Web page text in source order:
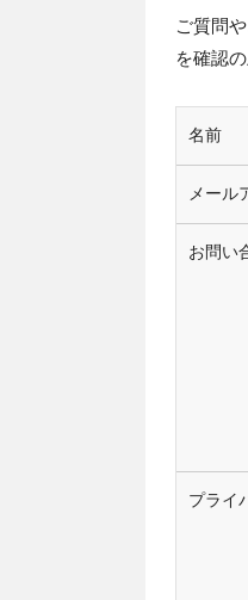
ご質問
を確認
名前
メール
お問い
プライ